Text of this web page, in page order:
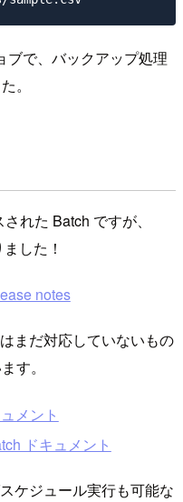
ブで、バックアップ処理
。
れた Batch ですが、
した！
notes
まだ対応していないもの
す。
メント
ドキュメント
ケジュール実行も可能な